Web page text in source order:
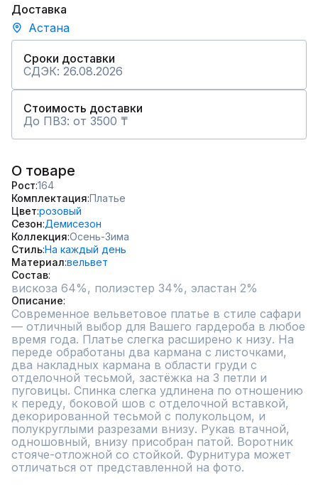
Доставка
Астана
Сроки доставки
СДЭК: 26.08.2026
Стоимость доставки
До ПВЗ: от 3500 ₸
О товаре
Рост 164
Комплектация Платье
Цвет розовый
Сезон Демисезон
Коллекция Осень-Зима
СтильНа каждый день
Материал вельвет
Состав
вискоза 64%, полиэстер 34%, эластан 2%
Описание
Современное вельветовое платье в стиле сафари
— отличный выбор для Вашего гардероба в любое
время года. Платье слегка расширено к низу. На
переде обработаны два кармана c листочками,
два накладных кармана в области груди с
отделочной тесьмой, застёжка на 3 петли и
пуговицы. Спинка слегка удлинена по отношению
к переду, боковой шов с отделочной вставкой,
декорированной тесьмой с полукольцом, и
полукруглыми разрезами внизу. Рукав втачной,
одношовный, внизу присобран патой. Воротник
стояче-отложной со стойкой. Фурнитура может
отличаться от представленной на фото.